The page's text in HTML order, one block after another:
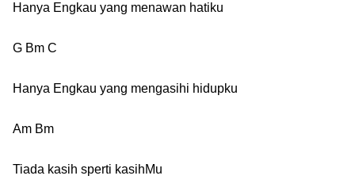
Hanya Engkau yang menawan hatiku
G Bm C
Hanya Engkau yang mengasihi hidupku
Am Bm
Tiada kasih sperti kasihMu